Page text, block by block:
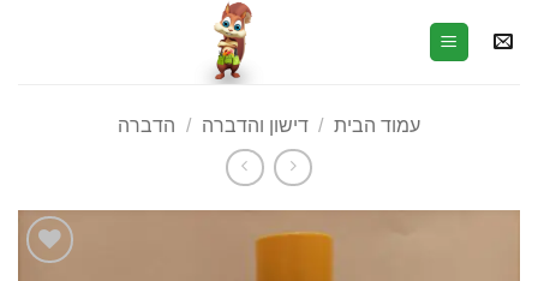
עמוד הבית דישון והדברה / הדברה